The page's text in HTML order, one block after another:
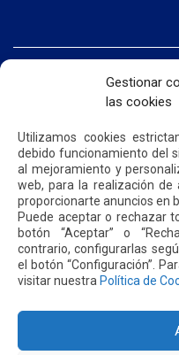
Gestionar
las cookies
Utilizamos cookies
debido funcionamiento del
al mejoramiento y
web, para la realización de
proporcionarte anuncios en
Puede aceptar o rechazar
botón “Aceptar” o
contrario, configurarlas
el botón “Configuración”.
visitar nuestra Política de
POLÍTICA DE
Dirección: Parroquia Tababela
PBX: +(593 2) 395 4200 /